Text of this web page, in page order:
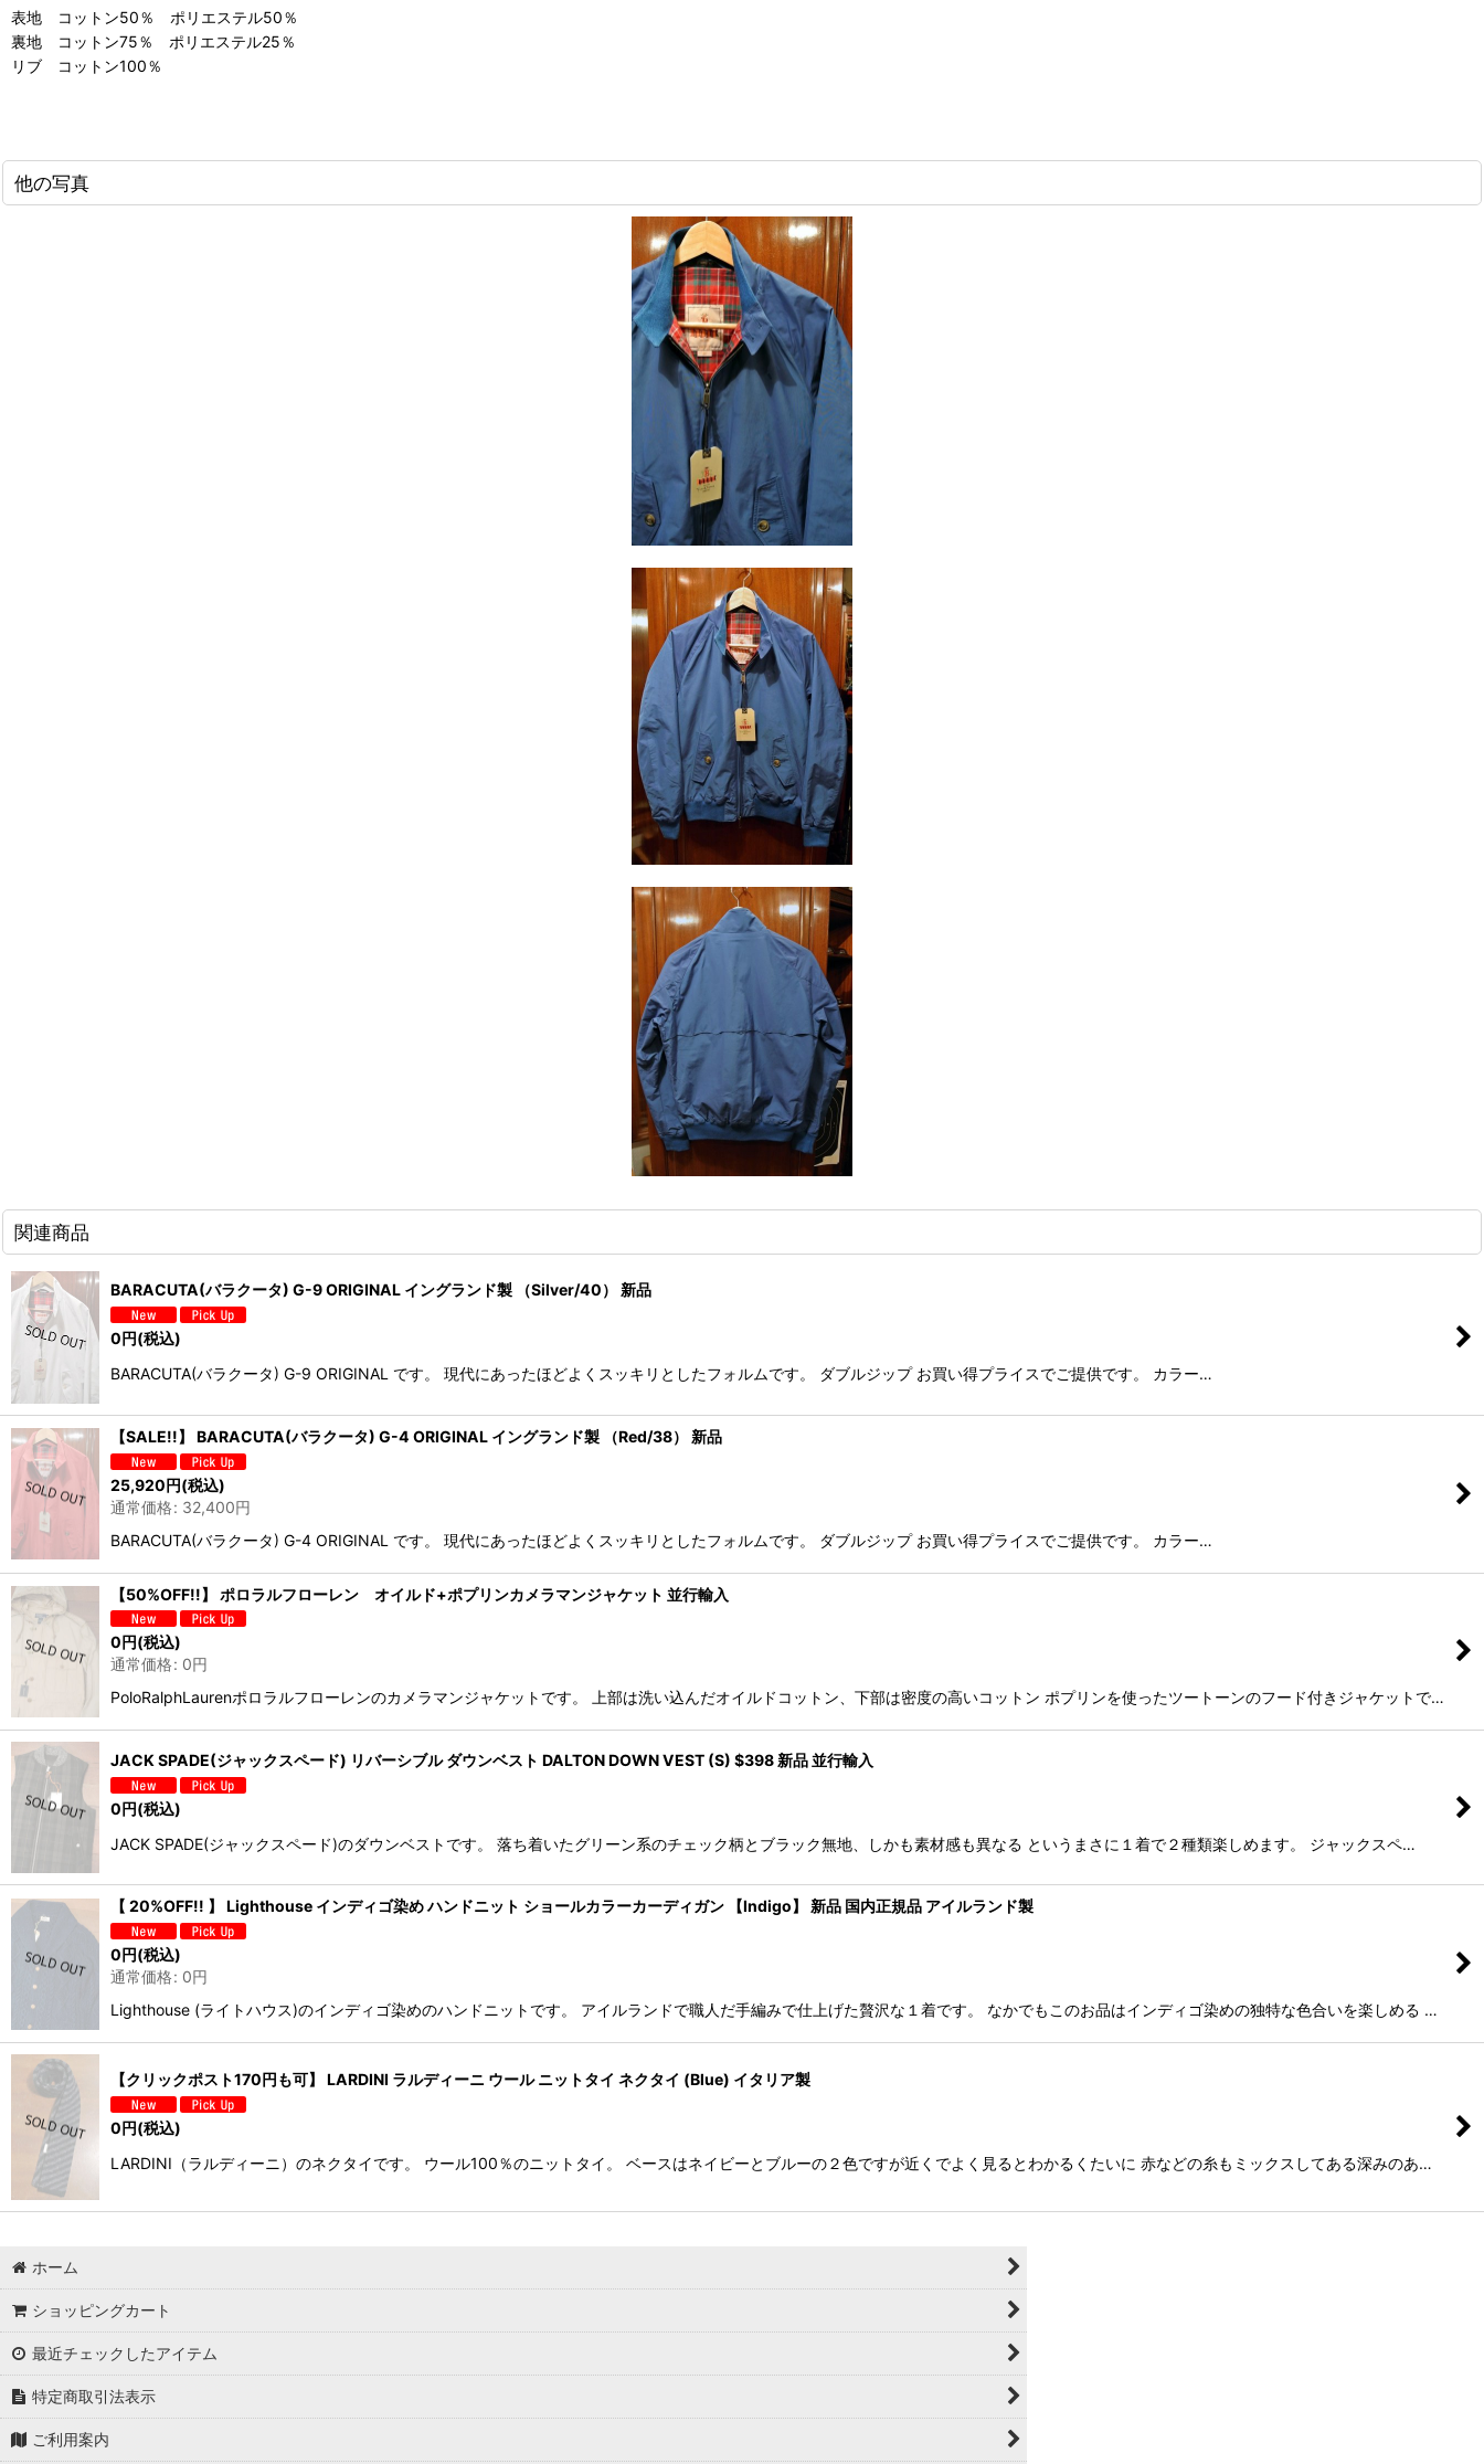
表地 コットン50％ ポリエステル50％
裏地 コットン75％ ポリエステル25％
リブ コットン100％
他の写真
関連商品
BARACUTA(バラクータ) G-9 ORIGINAL イングランド製 （Silver/40） 新品
0円(税込)
BARACUTA(バラクータ) G-9 ORIGINAL です。 現代にあったほどよくスッキリとしたフォルムです。 ダブルジップ お買い得プライスでご提供です。 カラー…
【SALE!!】 BARACUTA(バラクータ) G-4 ORIGINAL イングランド製 （Red/38） 新品
25,920円(税込)
通常価格: 32,400円
BARACUTA(バラクータ) G-4 ORIGINAL です。 現代にあったほどよくスッキリとしたフォルムです。 ダブルジップ お買い得プライスでご提供です。 カラー…
【50%OFF!!】 ポロラルフローレン オイルド+ポプリンカメラマンジャケット 並行輸入
0円(税込)
通常価格: 0円
PoloRalphLaurenポロラルフローレンのカメラマンジャケットです。 上部は洗い込んだオイルドコットン、下部は密度の高いコットン ポプリンを使ったツートーンのフード付きジャケットで…
JACK SPADE(ジャックスペード) リバーシブル ダウンベスト DALTON DOWN VEST (S) $398 新品 並行輸入
0円(税込)
JACK SPADE(ジャックスペード)のダウンベストです。 落ち着いたグリーン系のチェック柄とブラック無地、しかも素材感も異なる というまさに１着で２種類楽しめます。 ジャックスペ…
【 20%OFF!! 】 Lighthouse インディゴ染め ハンドニット ショールカラーカーディガン 【Indigo】 新品 国内正規品 アイルランド製
0円(税込)
通常価格: 0円
Lighthouse (ライトハウス)のインディゴ染めのハンドニットです。 アイルランドで職人だ手編みで仕上げた贅沢な１着です。 なかでもこのお品はインディゴ染めの独特な色合いを楽しめる …
【クリックポスト170円も可】 LARDINI ラルディーニ ウール ニットタイ ネクタイ (Blue) イタリア製
0円(税込)
LARDINI（ラルディーニ）のネクタイです。 ウール100％のニットタイ。 ベースはネイビーとブルーの２色ですが近くでよく見るとわかるくたいに 赤などの糸もミックスしてある深みのあ…
ホーム
ショッピングカート
最近チェックしたアイテム
特定商取引法表示
ご利用案内